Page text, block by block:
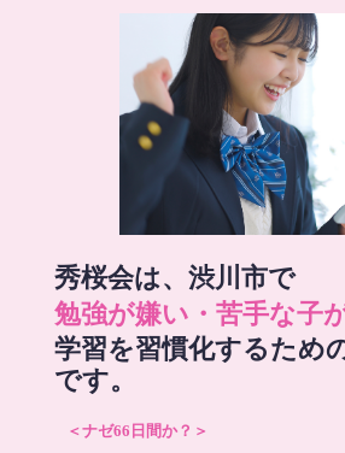
秀桜会は、渋川市で
勉強が嫌い・苦手な子
学習を習慣化するため
です。
＜ナゼ66日間か？＞